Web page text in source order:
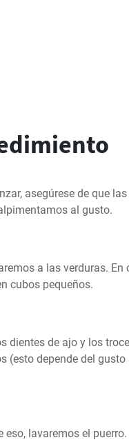
asegúrese de que
al gusto.
a las verduras.
cubos pequeños.
dientes de ajo y los
(esto depende del
eso, lavaremos el